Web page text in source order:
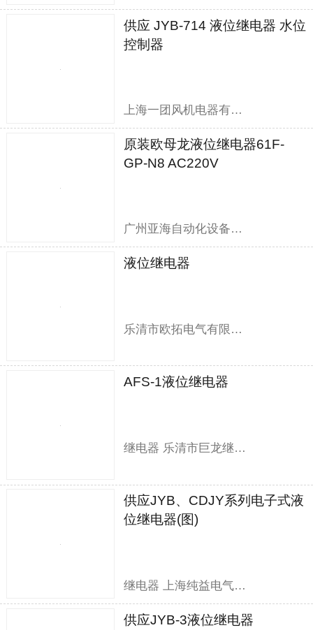
供应 JYB-714 液位继电器 水位
控制器
上海一团风机电器有限公司
原装欧母龙液位继电器61F-
GP-N8 AC220V
广州亚海自动化设备有限公司
液位继电器
乐清市欧拓电气有限公司
AFS-1液位继电器
继电器 乐清市巨龙继电器有限公司
供应JYB、CDJY系列电子式液
位继电器(图)
继电器 上海纯益电气有限公司
供应JYB-3液位继电器